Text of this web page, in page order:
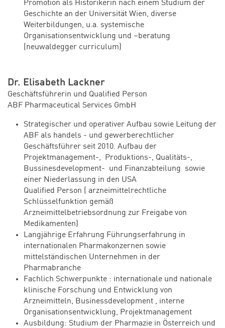
Promotion als Historikerin nach einem Studium der
Geschichte an der Universität Wien, diverse
Weiterbildungen, u.a. systemische
Organisationsentwicklung und –beratung
(neuwaldegger curriculum)
Dr. Elisabeth Lackner
Geschäftsführerin und Qualified Person
ABF Pharmaceutical Services GmbH
Strategischer und operativer Aufbau sowie Leitung der
ABF als handels - und gewerberechtlicher
Geschäftsführer seit 2010. Aufbau der
Projektmanagement-, Produktions-, Qualitäts-,
Bussinesdevelopment- und Finanzabteilung sowie
einer Niederlassung in den USA
Qualified Person ( arzneimittelrechtliche
Schlüsselfunktion gemäß
Arzneimittelbetriebsordnung zur Freigabe von
Medikamenten)
Langjährige Erfahrung Führungserfahrung in
internationalen Pharmakonzernen sowie
mittelständischen Unternehmen in der
Pharmabranche
Fachlich Schwerpunkte : internationale und nationale
klinische Forschung und Entwicklung von
Arzneimitteln, Businessdevelopment , interne
Organisationsentwicklung, Projektmanagement
Ausbildung: Studium der Pharmazie in Österreich und